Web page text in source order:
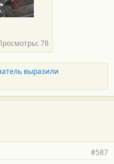
78
выразили
#587